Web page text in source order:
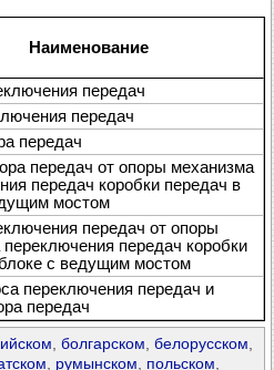
Наименование
передач
передач
передач
передач от опоры механизма
передач коробки передач в
мостом
передач от опоры
передач коробки
с ведущим мостом
переключения передач и
передач
болгарском белорусском
румынском польском